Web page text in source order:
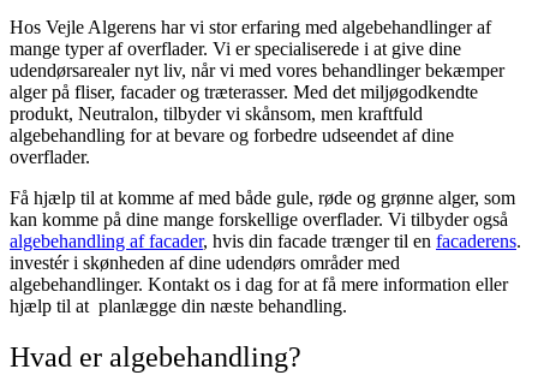
Hos Vejle Algerens har vi stor erfaring med algebehandlinger af
mange typer af overflader. Vi er specialiserede i at give dine
udendørsarealer nyt liv, når vi med vores behandlinger bekæmper
alger på fliser, facader og træterasser. Med det miljøgodkendte
produkt, Neutralon, tilbyder vi skånsom, men kraftfuld
algebehandling for at bevare og forbedre udseendet af dine
overflader.
Få hjælp til at komme af med både gule, røde og grønne alger, som
kan komme på dine mange forskellige overflader. Vi tilbyder også
algebehandling af facader, hvis din facade trænger til en facaderens.
investér i skønheden af dine udendørs områder med
algebehandlinger. Kontakt os i dag for at få mere information eller
hjælp til at planlægge din næste behandling.
Hvad er algebehandling?